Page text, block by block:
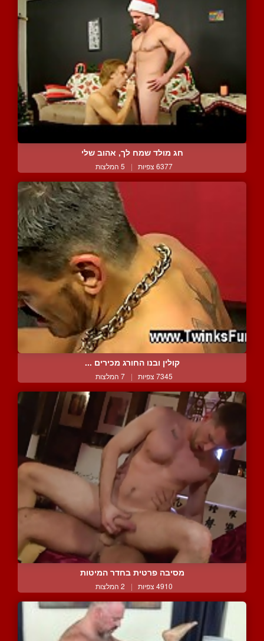
חג מולד שמח לך, אהוב שלי
6377 צפיות | 5 המלצות
קולין ובנו החורג מכירים ...
7345 צפיות | 7 המלצות
מסיבה פרטית בחדר המיטות
4910 צפיות | 2 המלצות